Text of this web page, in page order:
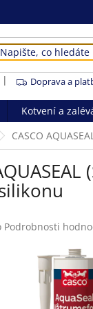
Doprava a
Kotvení a
CASCO
Podrobnosti